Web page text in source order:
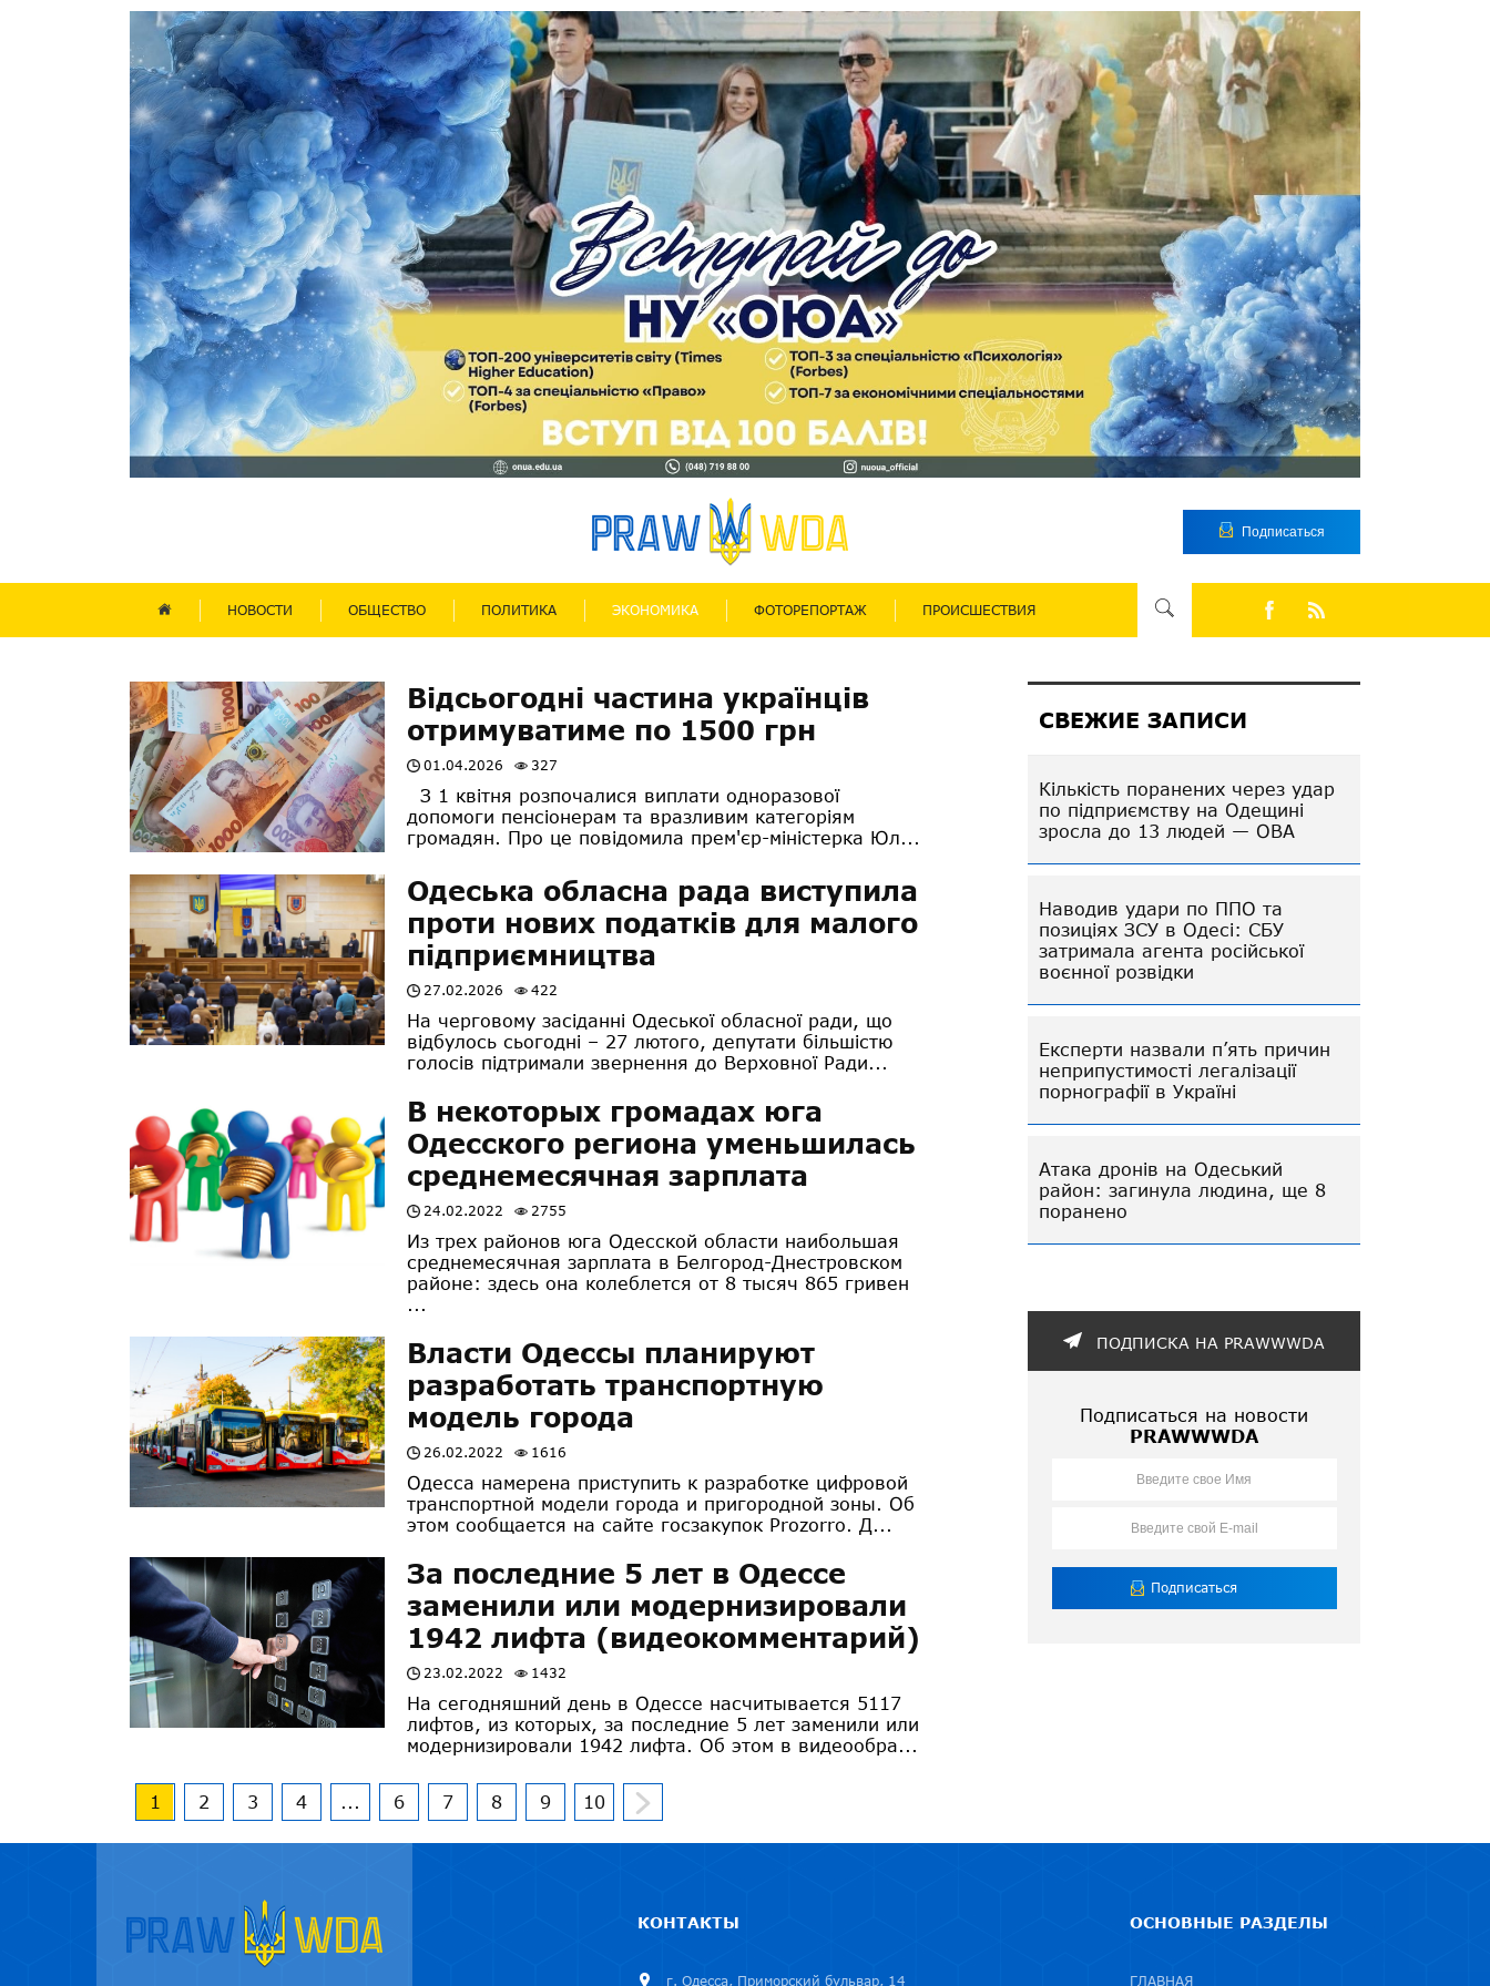
Подписаться
НОВОСТИ ОБЩЕСТВО ПОЛИТИКА ЭКОНОМИКА ФОТОРЕПОРТАЖ ПРОИСШЕСТВИЯ
Відсьогодні частина українців
отримуватиме по 1500 грн
01.04.2026 327
З 1 квітня розпочалися виплати одноразової
допомоги пенсіонерам та вразливим категоріям
громадян. Про це повідомила прем'єр-міністерка Юл...
Одеська обласна рада виступила
проти нових податків для малого
підприємництва
27.02.2026 422
На черговому засіданні Одеської обласної ради, що
відбулось сьогодні – 27 лютого, депутати більшістю
голосів підтримали звернення до Верховної Ради...
В некоторых громадах юга
Одесского региона уменьшилась
среднемесячная зарплата
24.02.2022 2755
Из трех районов юга Одесской области наибольшая
среднемесячная зарплата в Белгород-Днестровском
районе: здесь она колеблется от 8 тысяч 865 гривен
Власти Одессы планируют
разработать транспортную
модель города
26.02.2022 1616
Одесса намерена приступить к разработке цифровой
транспортной модели города и пригородной зоны. Об
этом сообщается на сайте госзакупок Prozorro. Д...
За последние 5 лет в Одессе
заменили или модернизировали
1942 лифта (видеокомментарий)
23.02.2022 1432
На сегодняшний день в Одессе насчитывается 5117
лифтов, из которых, за последние 5 лет заменили или
модернизировали 1942 лифта. Об этом в видеообра...
1 2 3 4 ... 6 7 8 9 10
СВЕЖИЕ ЗАПИСИ
Кількість поранених через удар
по підприємству на Одещині
зросла до 13 людей — ОВА
Наводив удари по ППО та
позиціях ЗСУ в Одесі: СБУ
затримала агента російської
воєнної розвідки
Експерти назвали п’ять причин
неприпустимості легалізації
порнографії в Україні
Атака дронів на Одеський
район: загинула людина, ще 8
поранено
ПОДПИСКА НА PRAWWWDA
Подписаться на новости
PRAWWWDA
КОНТАКТЫ
г. Одесса, Приморский бульвар, 14
ОСНОВНЫЕ РАЗДЕЛЫ
ГЛАВНАЯ